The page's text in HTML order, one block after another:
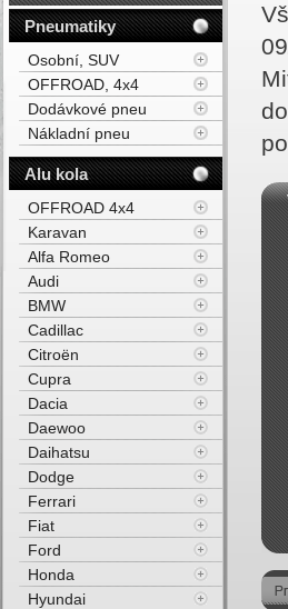
Pneumatiky
Osobní, SUV
OFFROAD, 4x4
Dodávkové pneu
Nákladní pneu
Alu kola
OFFROAD 4x4
Karavan
Alfa Romeo
Audi
BMW
Cadillac
Citroën
Cupra
Dacia
Daewoo
Daihatsu
Dodge
Ferrari
Fiat
Ford
Honda
Hyundai